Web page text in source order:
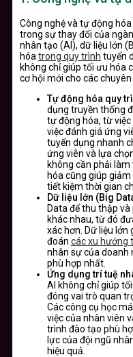
Công nghệ và tự động
trong sự thay đổi của
nhân tạo (AI), dữ liệu lớn
hóa trong quy trình tuyển
không chỉ giúp tối ưu hóa
cơ hội mới cho các chuyên
Tự động hóa quy
dụng truyền thống
tự động hóa, từ việc
việc đánh giá ứng
tuyển dụng nhanh
ứng viên và lựa
không cần phải
hóa cũng giúp
tiết kiệm thời gian
Dữ liệu lớn (Big
Data để thu thập
khác nhau, từ đó
xác hơn. Dữ liệu
đoán các xu hướng
nhân sự của doanh
phù hợp nhất.
Ứng dụng trí tuệ
AI không chỉ giúp
đóng vai trò quan
Các công cụ học
việc của nhân viên
trình đào tạo phù
lực của đội ngũ
hiệu quả.